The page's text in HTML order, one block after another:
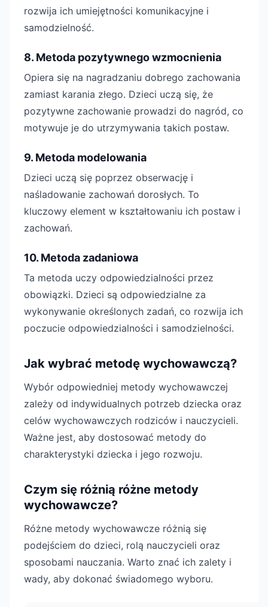
rozwija ich umiejętności komunikacyjne i
samodzielność.
8. Metoda pozytywnego wzmocnienia
Opiera się na nagradzaniu dobrego zachowania
zamiast karania złego. Dzieci uczą się, że
pozytywne zachowanie prowadzi do nagród, co
motywuje je do utrzymywania takich postaw.
9. Metoda modelowania
Dzieci uczą się poprzez obserwację i
naśladowanie zachowań dorosłych. To
kluczowy element w kształtowaniu ich postaw i
zachowań.
10. Metoda zadaniowa
Ta metoda uczy odpowiedzialności przez
obowiązki. Dzieci są odpowiedzialne za
wykonywanie określonych zadań, co rozwija ich
poczucie odpowiedzialności i samodzielności.
Jak wybrać metodę wychowawczą?
Wybór odpowiedniej metody wychowawczej
zależy od indywidualnych potrzeb dziecka oraz
celów wychowawczych rodziców i nauczycieli.
Ważne jest, aby dostosować metody do
charakterystyki dziecka i jego rozwoju.
Czym się różnią różne metody
wychowawcze?
Różne metody wychowawcze różnią się
podejściem do dzieci, rolą nauczycieli oraz
sposobami nauczania. Warto znać ich zalety i
wady, aby dokonać świadomego wyboru.